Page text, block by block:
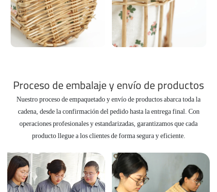
Proceso de embalaje y envío de productos
Nuestro proceso de empaquetado y envío de productos abarca toda la
cadena, desde la confirmación del pedido hasta la entrega final. Con
operaciones profesionales y estandarizadas, garantizamos que cada
producto llegue a los clientes de forma segura y eficiente.